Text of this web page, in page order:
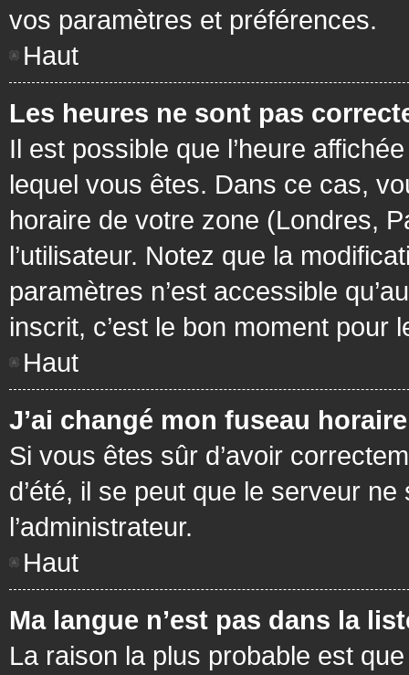
vos paramètres et préférences.
Haut
Les heures ne sont pas
Il est possible que l’heure
lequel vous êtes. Dans ce cas,
horaire de votre zone (Londres,
l’utilisateur. Notez que la
paramètres n’est accessible
inscrit, c’est le bon moment pour
Haut
J’ai changé mon fuseau
Si vous êtes sûr d’avoir
d’été, il se peut que le serveur
l’administrateur.
Haut
Ma langue n’est pas dans la
La raison la plus probable est